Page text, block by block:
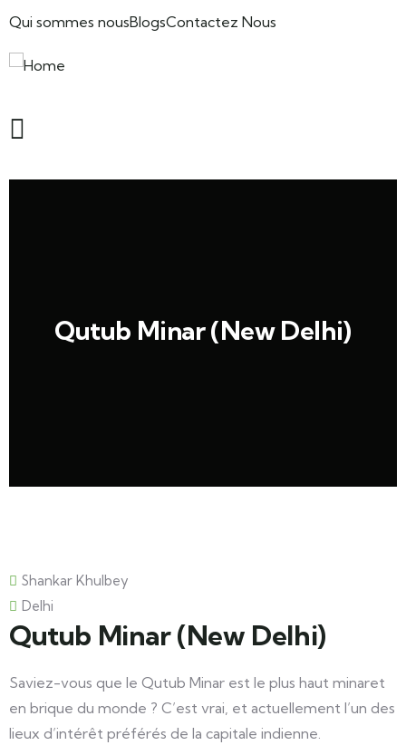
Qui sommes nousBlogsContactez Nous
Qutub Minar (New Delhi)
Shankar Khulbey
Delhi
Qutub Minar (New Delhi)
Saviez-vous que le Qutub Minar est le plus haut minaret
en brique du monde ? C’est vrai, et actuellement l’un des
lieux d’intérêt préférés de la capitale indienne.